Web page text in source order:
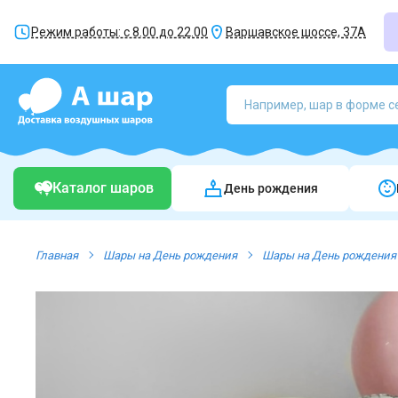
Режим работы: с 8.00 до 22.00 Варшавское шоссе, 37А
Каталог шаров День рождения
Главная Шары на День рождения Шары на День рождения